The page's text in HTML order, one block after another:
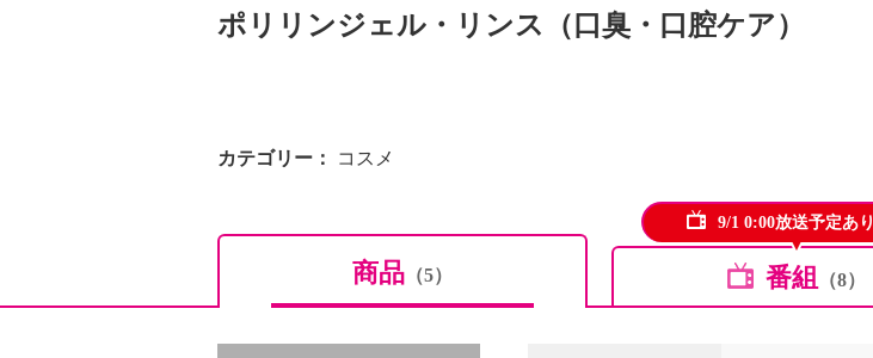
ポリリンジェル・リンス（口臭・口腔ケア）
カテゴリー コスメ
商品 （5） 番組 （8）
9/1 0:00放送予定あり